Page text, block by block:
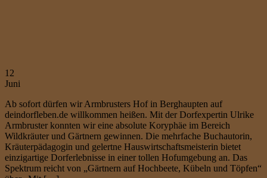
12
Juni
Ab sofort dürfen wir Armbrusters Hof in Berghaupten auf
deindorfleben.de willkommen heißen. Mit der Dorfexpertin Ulrike
Armbruster konnten wir eine absolute Koryphäe im Bereich
Wildkräuter und Gärtnern gewinnen. Die mehrfache Buchautorin,
Kräuterpädagogin und gelertne Hauswirtschaftsmeisterin bietet
einzigartige Dorferlebnisse in einer tollen Hofumgebung an. Das
Spektrum reicht von „Gärtnern auf Hochbeete, Kübeln und Töpfen“